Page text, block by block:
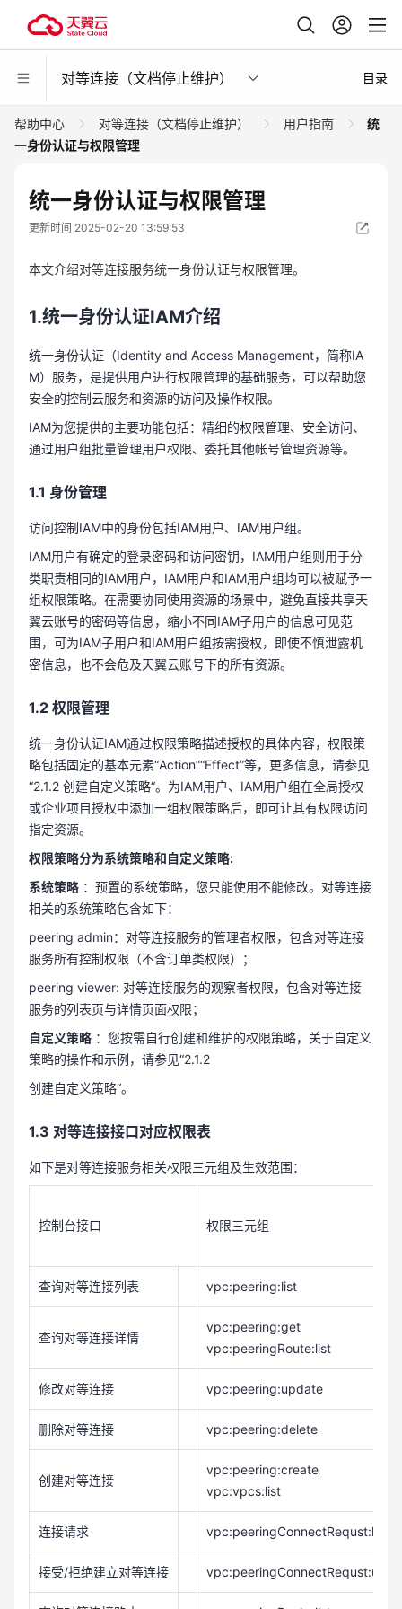
对等连接（文档停止维护） 目录
帮助中心 对等连接（文档停止维护） 用户指南
统
一身份认证与权限管理
统一身份认证与权限管理
更新时间 2025-02-20 13:59:53
本文介绍对等连接服务统一身份认证与权限管理。
1.统一身份认证IAM介绍
统一身份认证（Identity and Access Management，简称IA
M）服务，是提供用户进行权限管理的基础服务，可以帮助您
安全的控制云服务和资源的访问及操作权限。
IAM为您提供的主要功能包括：精细的权限管理、安全访问、
通过用户组批量管理用户权限、委托其他帐号管理资源等。
1.1 身份管理
访问控制IAM中的身份包括IAM用户、IAM用户组。
IAM用户有确定的登录密码和访问密钥，IAM用户组则用于分
类职责相同的IAM用户，IAM用户和IAM用户组均可以被赋予一
组权限策略。在需要协同使用资源的场景中，避免直接共享天
翼云账号的密码等信息，缩小不同IAM子用户的信息可见范
围，可为IAM子用户和IAM用户组按需授权，即使不慎泄露机
密信息，也不会危及天翼云账号下的所有资源。
1.2 权限管理
统一身份认证IAM通过权限策略描述授权的具体内容，权限策
略包括固定的基本元素“Action”“Effect”等，更多信息，请参见
“2.1.2 创建自定义策略“。为IAM用户、IAM用户组在全局授权
或企业项目授权中添加一组权限策略后，即可让其有权限访问
指定资源。
权限策略分为系统策略和自定义策略:
系统策略 ：预置的系统策略，您只能使用不能修改。对等连接
相关的系统策略包含如下：
peering admin：对等连接服务的管理者权限，包含对等连接
服务所有控制权限（不含订单类权限）；
peering viewer: 对等连接服务的观察者权限，包含对等连接
服务的列表页与详情页面权限；
自定义策略 ：您按需自行创建和维护的权限策略，关于自定义
策略的操作和示例，请参见“2.1.2
创建自定义策略“。
1.3 对等连接接口对应权限表
如下是对等连接服务相关权限三元组及生效范围：
控制台接口 权限三元组
查询对等连接列表 vpc:peering:list
查询对等连接详情
vpc:peering:get
vpc:peeringRoute:list
修改对等连接 vpc:peering:update
删除对等连接 vpc:peering:delete
创建对等连接
vpc:peering:create
vpc:vpcs:list
连接请求 vpc:peeringConnectRequst:list
接受/拒绝建立对等连接